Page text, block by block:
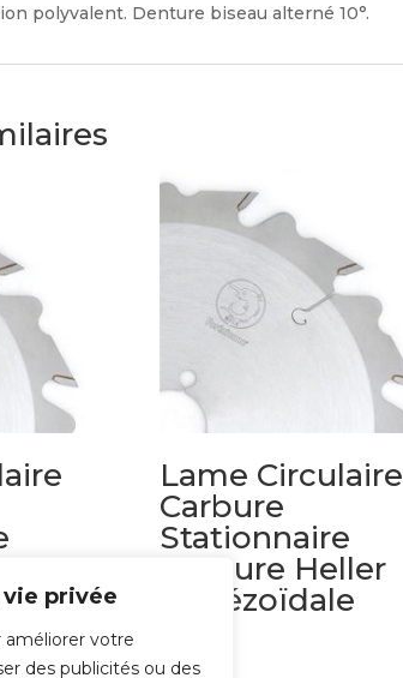
privée
améliorer votre
des publicités ou des
polyvalent. Denture biseau alterné 10°.
Lame Circulaire
Carbure
Stationnaire
denture Heller
trapézoïdale